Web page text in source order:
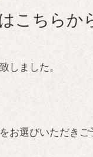
こちらか
しました。
お選びいただきご